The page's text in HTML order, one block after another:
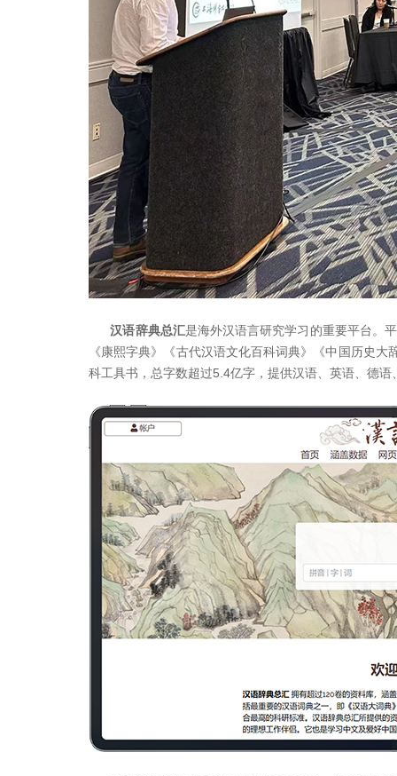
汉语辞典总汇是海外汉语言研究学习的重要平台。
《康熙字典》《古代汉语文化百科词典》《中国历史
科工具书，总字数超过5.4亿字，提供汉语、英语、德